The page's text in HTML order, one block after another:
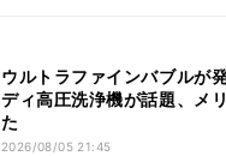
ウルトラファインバブルが
ディ高圧洗浄機が話題、メ
た
2026/08/05 21:45